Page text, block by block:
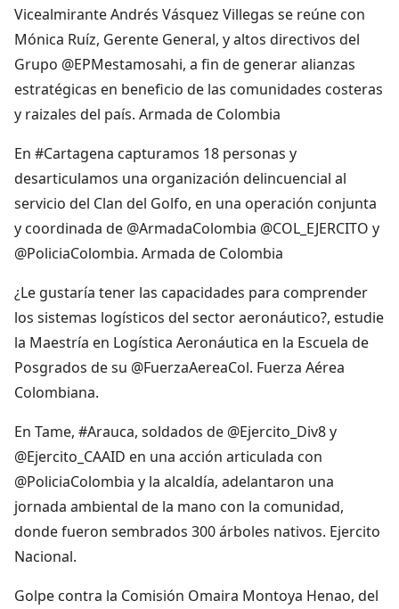
Vicealmirante Andrés Vásquez Villegas se reúne con
Mónica Ruíz, Gerente General, y altos directivos del
Grupo @EPMestamosahi, a fin de generar alianzas
estratégicas en beneficio de las comunidades costeras
y raizales del país. Armada de Colombia
En #Cartagena capturamos 18 personas y
desarticulamos una organización delincuencial al
servicio del Clan del Golfo, en una operación conjunta
y coordinada de @ArmadaColombia @COL_EJERCITO y
@PoliciaColombia. Armada de Colombia
¿Le gustaría tener las capacidades para comprender
los sistemas logísticos del sector aeronáutico?, estudie
la Maestría en Logística Aeronáutica en la Escuela de
Posgrados de su @FuerzaAereaCol. Fuerza Aérea
Colombiana.
En Tame, #Arauca, soldados de @Ejercito_Div8 y
@Ejercito_CAAID en una acción articulada con
@PoliciaColombia y la alcaldía, adelantaron una
jornada ambiental de la mano con la comunidad,
donde fueron sembrados 300 árboles nativos. Ejercito
Nacional.
Golpe contra la Comisión Omaira Montoya Henao, del